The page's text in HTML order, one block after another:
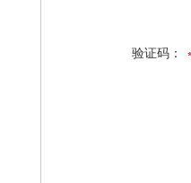
验证码：